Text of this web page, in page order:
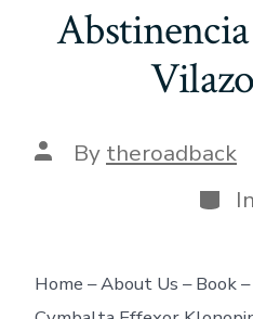
Post
author
By theroadback
In
Home – About Us – Book